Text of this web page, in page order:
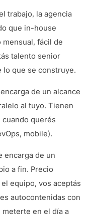
trabajo, la agencia
que in-house
mensual, fácil de
talento senior
lo que se construye.
de un alcance
al tuyo. Tienen
querés
mobile).
encarga de un
a fin. Precio
equipo, vos aceptás
autocontenidas con
en el día a